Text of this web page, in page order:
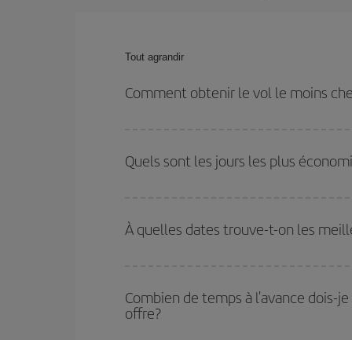
Tout agrandir
Comment obtenir le vol le moins
flexible sur les dates et les horaires de votre
Quels sont les jours les plus
vous partez, où vous voulez aller et à quelles
mais également pour les jours proches
À quelles dates trouve-t-on les
et des vacances scolaires sont en haute
pourrez bénéficier des meilleurs prix.
Combien de temps à l'avance dois-
offre?